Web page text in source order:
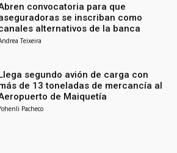
convocatoria para que
se inscriban como
alternativos de la banca
Teixeira
segundo avión de carga con
de 13 toneladas de mercancía al
de Maiquetía
Pacheco